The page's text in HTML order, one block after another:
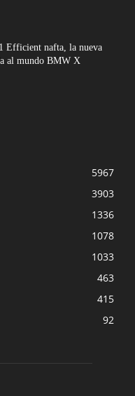
Efficient nafta, la nueva
al mundo BMW X
5967
3903
1336
1078
1033
463
415
92